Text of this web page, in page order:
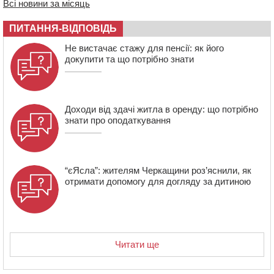
освіти через закупівлю електрики за завищеною
16:40 У Черкасах провели в останню путь двох
загиблих воїнів
16:07 До 1 вересня у Черкасах оновлюють дорожню
розмітку біля навчальних закладів (ФОТОФАКТ)
Всі новини за місяць
ПИТАННЯ-ВІДПОВІДЬ
Не вистачає стажу для пенсії: як його
докупити та що потрібно знати
Доходи від здачі житла в оренду: що потрібно
знати про оподаткування
“єЯсла”: жителям Черкащини роз’яснили, як
отримати допомогу для догляду за дитиною
Читати ще